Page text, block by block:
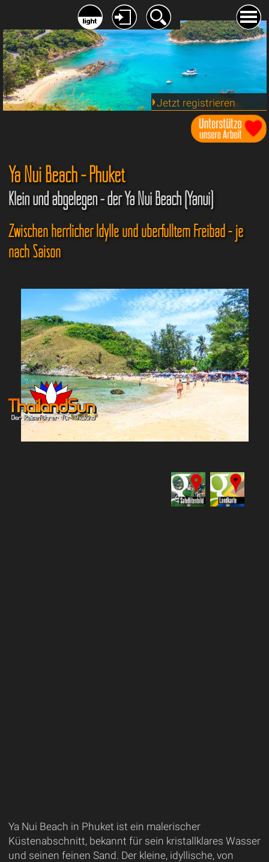
Jetzt registrieren
Ya Nui Beach - Phuket
Klein und abgelegen - der Ya Nui Beach (Yanui)
Zwischen herrlicher Idylle und überfülltem Freibad - je
nach Saison
Ya Nui Beach in Phuket ist ein malerischer
Küstenabschnitt, bekannt für sein kristallklares Wasser
und seinen feinen Sand. Der kleine, idyllische, von